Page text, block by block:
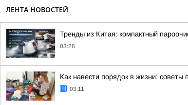
ЛЕНТА НОВОСТЕЙ
Тренды из Китая: компактный
03:26
Как навести порядок в жизни: советы
03:11